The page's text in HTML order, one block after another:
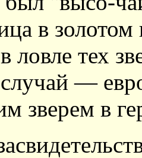
в
ловле тех
—
зверем в